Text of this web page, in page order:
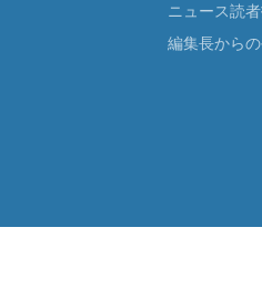
ニュース読
編集長から